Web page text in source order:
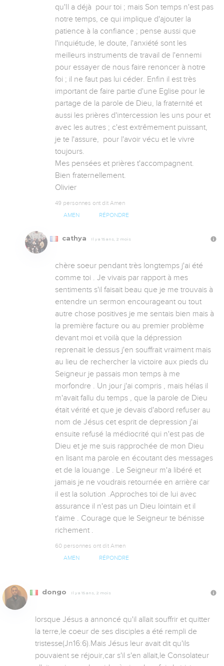
qu'Il a déjà  pour toi ; mais Son temps n'est pas
notre temps, ce qui implique d'ajouter la
patience à la confiance ; pense aussi que
l'inquiétude, le doute, l'anxiété sont les
meilleurs instruments de travail de l'ennemi
pour essayer de nous faire renoncer à notre
foi ; il ne faut pas lui céder. Enfin il est très
important de faire partie d'une Eglise pour le
partage de la parole de Dieu, la fraternité et
aussi les prières d'intercession les uns pour et
avec les autres ; c'est extrêmement puissant,
je te l'assure,  pour l'avoir vécu et le vivre
toujours.
Mes pensées et prières t'accompagnent.
Bien fraternellement.
Olivier
49 personnes ont dit Amen
AMEN RÉPONDRE
cathya Il y a 15 ans, 2 mois
chère soeur pendant très longtemps j'ai été
comme toi . Je vivais par rapport à mes
sentiments s'il faisait beau que je me trouvais à
entendre un sermon encourageant ou tout
autre chose positives je me sentais bien mais à
la première facture ou au premier problème
devant moi et voilà que la dépression
reprenait le dessus j'en souffrait vraiment mais
au lieu de rechercher la victoire aux pieds du
Seigneur je passais mon temps à me
morfondre . Un jour j'ai compris , mais hélas il
m'avait fallu du temps , que la parole de Dieu
était vérité et que je devais d'abord refuser au
nom de Jésus cet esprit de depression j'ai
ensuite refusé la médiocrité qui n'est pas de
Dieu et je me suis rapprochée de mon Dieu
en lisant ma parole en écoutant des messages
et de la louange . Le Seigneur m'a libéré et
jamais je ne voudrais retournée en arrière car
il est la solution .Approches toi de lui avec
assurance il n'est pas un Dieu lointain et il
t'aime . Courage que le Seigneur te bénisse
richement .
60 personnes ont dit Amen
AMEN RÉPONDRE
dongo Il y a 15 ans, 2 mois
lorsque Jésus a annoncé qu'il allait souffrir et quitter
la terre,le coeur de ses disciples a été rempli de
tristesse(Jn16:6).Mais Jésus leur avait dit qu'ils
pouvaient se réjouir,car s'il s'en allait,le Consolateur